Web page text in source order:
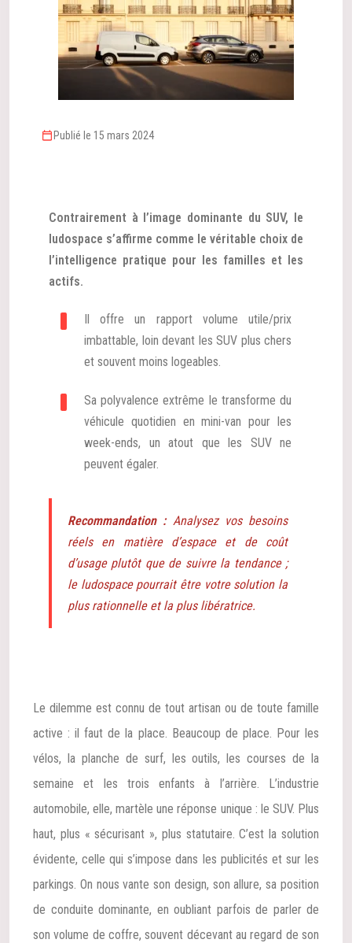
Publié le 15 mars 2024
Contrairement à l’image dominante du SUV, le
ludospace s’affirme comme le véritable choix de
l’intelligence pratique pour les familles et les
actifs.
Il offre un rapport volume utile/prix
imbattable, loin devant les SUV plus chers
et souvent moins logeables.
Sa polyvalence extrême le transforme du
véhicule quotidien en mini-van pour les
week-ends, un atout que les SUV ne
peuvent égaler.
Recommandation :Analysez vos besoins
réels en matière d’espace et de coût
d’usage plutôt que de suivre la tendance ;
le ludospace pourrait être votre solution la
plus rationnelle et la plus libératrice.
Le dilemme est connu de tout artisan ou de toute famille
active : il faut de la place. Beaucoup de place. Pour les
vélos, la planche de surf, les outils, les courses de la
semaine et les trois enfants à l’arrière. L’industrie
automobile, elle, martèle une réponse unique : le SUV. Plus
haut, plus « sécurisant », plus statutaire. C’est la solution
évidente, celle qui s’impose dans les publicités et sur les
parkings. On nous vante son design, son allure, sa position
de conduite dominante, en oubliant parfois de parler de
son volume de coffre, souvent décevant au regard de son